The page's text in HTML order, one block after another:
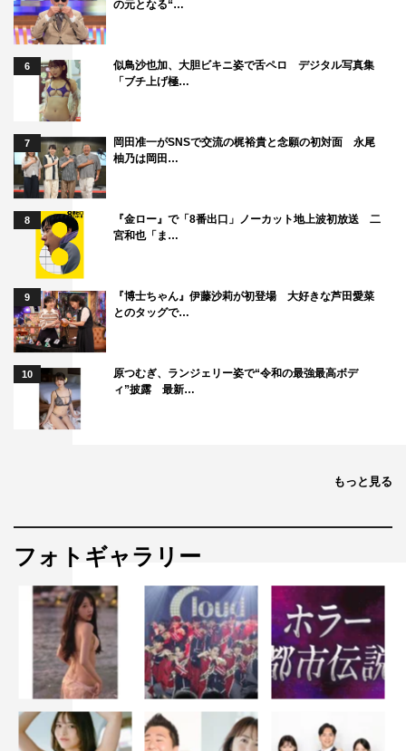
京本大我、藤原さくら、佐々木大光、富田靖子、駒井蓮、
山之内すず、朝加真由美、きたろう
＜STAFF＞
原作：タダノなつ『束の間の一花』（講談社「Palcy」所
主題歌：『ふたり』SixTONES（Sony Music Labels）
脚本：今井雅子、富安美尋
監督：林雅貴、丸谷俊平
チーフプロデューサー：三上絵里子、島本講太
プロデューサー：大井章生、伊藤美緒、馬場三輝
協力プロデューサー：藤森真実、千葉行利、杉山葉香
制作会社：ケイ ファクトリー
製作著作：日本テレビ、ジェイ・ストーム
公式HP：https://www.ntv.co.jp/tukanomanoitika/
公式Twitter：@shindora_ntv
公式Instagram：@shindora_ntv
©NTV・J Storm
の元となる“…
6
似鳥沙也加、大胆ビキニ姿で舌ペロ デジタル写真集
「ブチ上げ極…
7
岡田准一がSNSで交流の梶裕貴と念願の初対面 永尾
柚乃は岡田…
8
『金ロー』で「8番出口」ノーカット地上波初放送 二
宮和也「ま…
9
『博士ちゃん』伊藤沙莉が初登場 大好きな芦田愛菜
とのタッグで…
10
原つむぎ、ランジェリー姿で“令和の最強最高ボデ
ィ”披露 最新…
もっと見る
フォトギャラリー